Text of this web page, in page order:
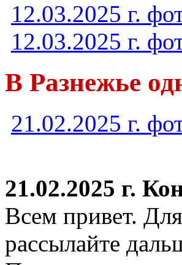
12.03.2025 г.
12.03.2025 г.
В Разнежье
21.02.2025 г.
21.02.2025 г.
Всем привет.
рассылайте